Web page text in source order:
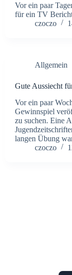
Vor ein paar
für ein TV
czoczo
Allgemein
Gute Aussiecht
Vor ein paar
Gewinnspiel
zu suchen. Eine
langen Übung
czoczo